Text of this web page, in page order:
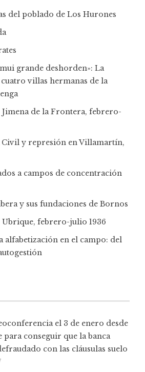
del poblado de Los Hurones
grande deshorden»: La
villas hermanas de la
de la Frontera, febrero-
Civil y represión en Villamartín,
a campos de concentración
y sus fundaciones de Bornos
febrero-julio 1936
alfabetización en el campo: del
el 3 de enero desde
para conseguir que la banca
con las cláusulas suelo